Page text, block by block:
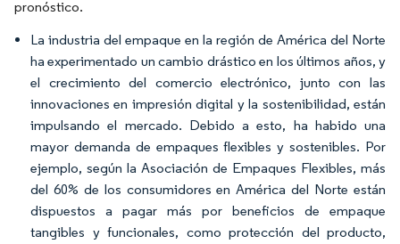
pronóstico.
La industria del empaque en la región de América del Norte
ha experimentado un cambio drástico en los últimos años, y
el crecimiento del comercio electrónico, junto con las
innovaciones en impresión digital y la sostenibilidad, están
impulsando el mercado. Debido a esto, ha habido una
mayor demanda de empaques flexibles y sostenibles. Por
ejemplo, según la Asociación de Empaques Flexibles, más
del 60% de los consumidores en América del Norte están
dispuestos a pagar más por beneficios de empaque
tangibles y funcionales, como protección del producto,